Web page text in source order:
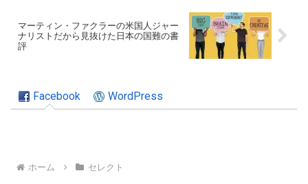
マーティン・ファクラーの米国人ジャー
ナリストだから見抜けた日本の国難の書
評
Facebook WordPress
ホーム セレクト